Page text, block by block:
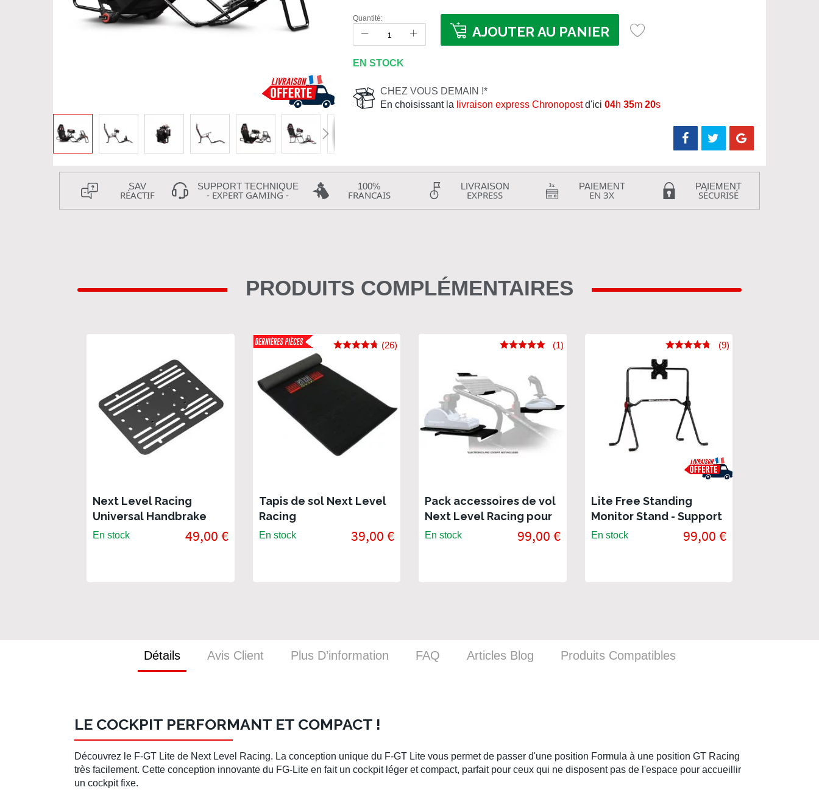
Quantité:
AJOUTER AU PANIER
EN STOCK
CHEZ VOUS DEMAIN !*
En choisissant la livraison express Chronopostd'ici 04h 35m 19s
SAV
RÉACTIF
SUPPORT TECHNIQUE
- EXPERT GAMING -
100%
FRANCAIS
LIVRAISON
EXPRESS
PAIEMENT
EN 3X
PAIEMENT
SÉCURISÉ
PRODUITS COMPLÉMENTAIRES
Next Level Racing
Universal Handbrake
Plate
En stock 49,00 €
Tapis de sol Next Level
Racing
(26)
En stock 39,00 €
Pack accessoires de vol
Next Level Racing pour
F-GT Lite / GT Lite
(1)
En stock 99,00 €
Lite Free Standing
Monitor Stand - Support
écran Next Level Racing
(9)
En stock 99,00 €
Détails
LE COCKPIT PERFORMANT ET COMPACT !
Découvrez le F-GT Lite de Next Level Racing. La conception unique du F-GT Lite vous permet de passer d'une position Formula à une position GT Racing
très facilement. Cette conception innovante du FG-Lite en fait un cockpit léger et compact, parfait pour ceux qui ne disposent pas de l'espace pour accueillir
un cockpit fixe.
Avis Client Plus D’information FAQ Articles Blog Produits Compatibles